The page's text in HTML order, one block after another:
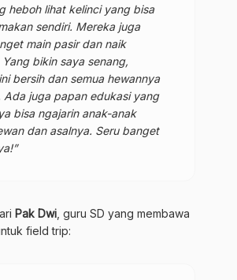
heboh lihat kelinci yang bisa
sendiri. Mereka juga
main pasir dan naik
bikin saya senang,
bersih dan semua hewannya
Ada juga papan edukasi yang
bisa ngajarin anak-anak
dan asalnya. Seru banget
Pak Dwi , guru SD yang membawa
field trip: